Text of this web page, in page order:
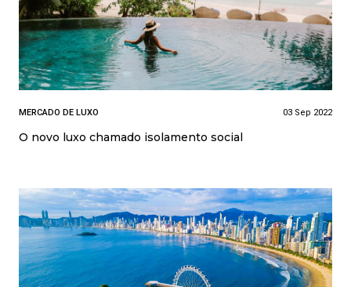
MERCADO DE LUXO 03 Sep 2022
O novo luxo chamado isolamento social